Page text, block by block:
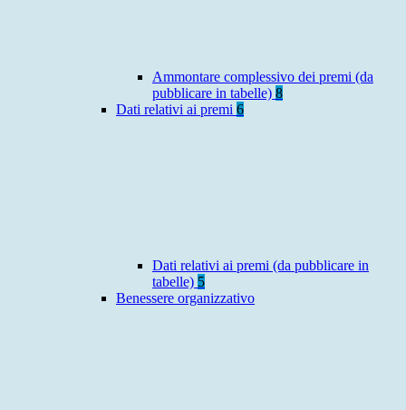
Ammontare complessivo dei premi (da
pubblicare in tabelle) 8
Dati relativi ai premi 6
Dati relativi ai premi (da pubblicare in
tabelle) 5
Benessere organizzativo